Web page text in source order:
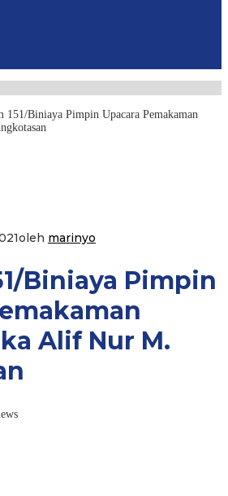
151/Biniaya Pimpin Upacara Pemakaman
oleh marinyo
Biniaya Pimpin
Alif Nur M.